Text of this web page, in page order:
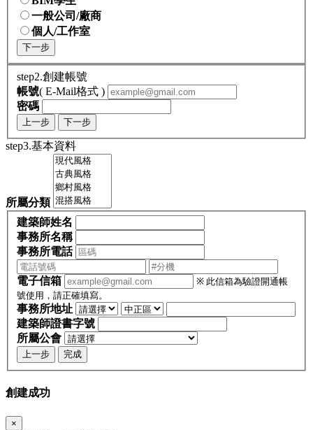
一般公司/廠商
個人/工作室
下一步
step2.創建帳號
帳號( E-Mail格式 )
密碼
上一步 下一步
step3.基本資料
所屬分類
建築師姓名
事務所名稱
事務所電話
電子信箱
※ 此信箱為驗證開通帳
號使用，請正確填寫。
事務所地址
建築師證書字號
所屬公會
上一步 完成
創建成功
×